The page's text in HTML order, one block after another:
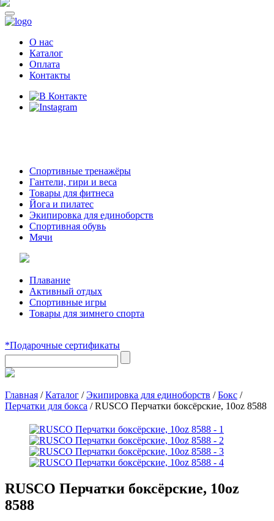
О нас
Каталог
Оплата
Контакты
Спортивные тренажёры
Гантели, гири и веса
Товары для фитнеса
Йога и пилатес
Экипировка для единоборств
Спортивная обувь
Мячи
Плавание
Активный отдых
Спортивные игры
Товары для зимнего спорта
*Подарочные сертификаты
Главная /Каталог /Экипировка для единоборств /Бокс /
Перчатки для бокса /RUSCO Перчатки боксёрские, 10oz 8588
RUSCO Перчатки боксёрские, 10oz
8588